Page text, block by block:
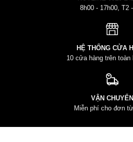
8h00 - 17h00, T2
HỆ THỐNG CỬA
10 cửa hàng trên toàn
VẬN CHUYỂN
Miễn phí cho đơn